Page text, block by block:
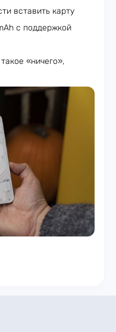
вставить карту
с поддержкой
«ничего»,